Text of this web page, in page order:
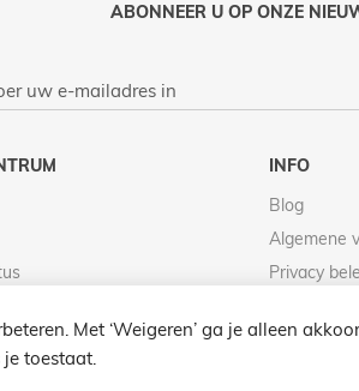
ABONNEER U OP ONZE
INFO
Blog
Algemene
Privacy
© 2026 LAMPENZO ALLE RECHTEN
Met ‘Weigeren’ ga je alleen
toestaat.